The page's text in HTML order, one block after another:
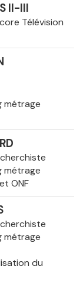
II-III
Télévision
métrage
métrage
ONF
métrage
du